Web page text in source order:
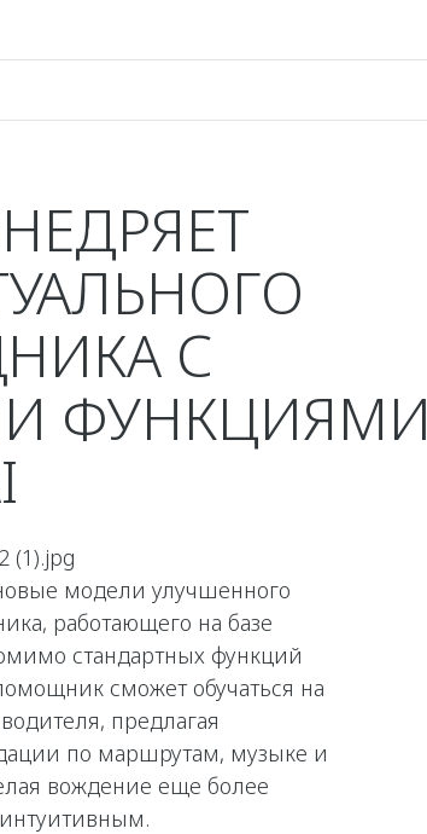
С
ФУНКЦИЯМИ
модели улучшенного
работающего на базе
стандартных функций
сможет обучаться на
предлагая
по маршрутам, музыке и
вождение еще более